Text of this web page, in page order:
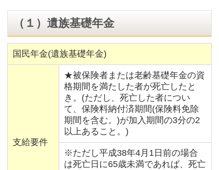
（１）遺族基礎年金
国民年金(遺族基礎年金)
支給要件
★被保険者または老齢基礎年金の資
格期間を満たした者が死亡したと
き。(ただし、死亡した者につい
て、保険料納付済期間(保険料免除
期間を含む。)が加入期間の3分の2
以上あること。)
※ただし平成38年4月1日前の場合
は死亡日に65歳未満であれば、死亡